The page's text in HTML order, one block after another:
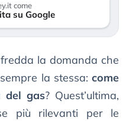
come
su Google
la domanda che
la stessa: come
del gas? Quest’ultima,
più rilevanti per le